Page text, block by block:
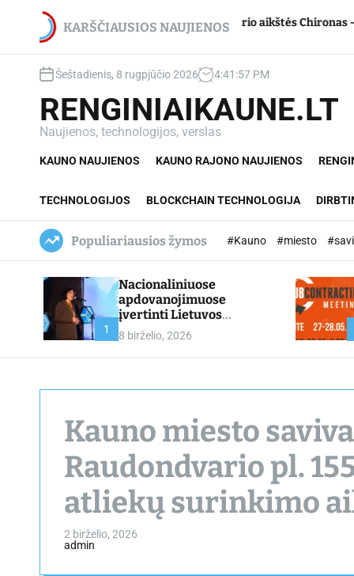
KARŠČIAUSIOS NAUJIENOS
Jupiterio aikštės Chironas – atmetimo žaizda
Šeštadienis, 8 rugpjūčio 2026 4:41 :59 PM
RENGINIAIKAUNE.LT
Naujienos, technologijos, verslas
KAUNO NAUJIENOS KAUNO RAJONO NAUJIENOS
TECHNOLOGIJOS BLOCKCHAIN TECHNOLOGIJA
Populiariausios žymos #Kauno #miesto
1
Nacionaliniuose
apdovanojimuose
įvertinti Lietuvos
profesinio mokymo
lyderiai
8 birželio, 2026
Kauno miesto
Raudondvario pl.
atliekų surinkimo
2 birželio, 2026
admin